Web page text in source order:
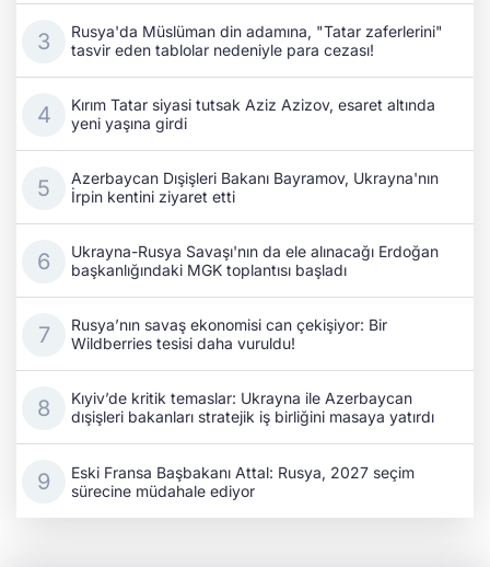
Rusya'da Müslüman din adamına, "Tatar zaferlerini"
tasvir eden tablolar nedeniyle para cezası!
Kırım Tatar siyasi tutsak Aziz Azizov, esaret altında
yeni yaşına girdi
Azerbaycan Dışişleri Bakanı Bayramov, Ukrayna'nın
İrpin kentini ziyaret etti
Ukrayna-Rusya Savaşı'nın da ele alınacağı Erdoğan
başkanlığındaki MGK toplantısı başladı
Rusya’nın savaş ekonomisi can çekişiyor: Bir
Wildberries tesisi daha vuruldu!
Kıyiv’de kritik temaslar: Ukrayna ile Azerbaycan
dışişleri bakanları stratejik iş birliğini masaya yatırdı
Eski Fransa Başbakanı Attal: Rusya, 2027 seçim
sürecine müdahale ediyor